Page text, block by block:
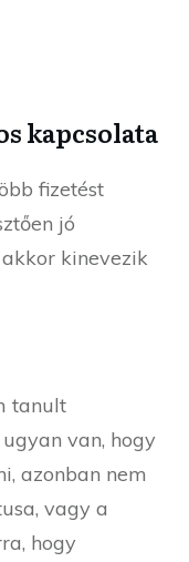
kapcsolata
fizetést
jó
kinevezik
tanult
van, hogy
azonban nem
vagy a
hogy